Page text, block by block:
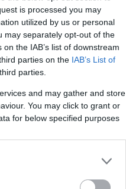
is processed you may
utilized by us or personal
may separately opt-out of the
the IAB’s list of downstream
parties on the IAB’s List of
parties.
and may gather and store
You may click to grant or
for below specified purposes